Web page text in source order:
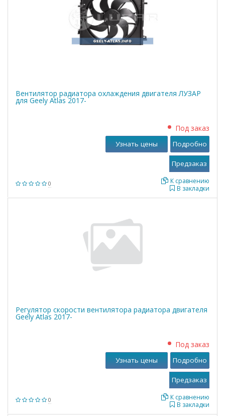
Вентилятор радиатора охлаждения двигателя ЛУЗАР
для Geely Atlas 2017-
0
Под заказ
В закладки
К сравнению
Узнать цены Подробно
Регулятор скорости вентилятора радиатора двигателя
Geely Atlas 2017-
0
Под заказ
В закладки
К сравнению
Узнать цены Подробно